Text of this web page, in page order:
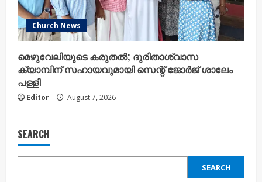
Church News
മെഴുവേലിയുടെ കരുതൽ; ദുരിതാശ്വാസ
ക്യാമ്പിന് സഹായവുമായി സെന്റ് ജോർജ് ശാലേം
പള്ളി
Editor August 7, 2026
SEARCH
SEARCH